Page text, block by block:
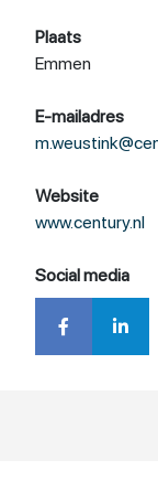
Plaats
Emmen
E-mailadres
Website
www.century.nl
Social media